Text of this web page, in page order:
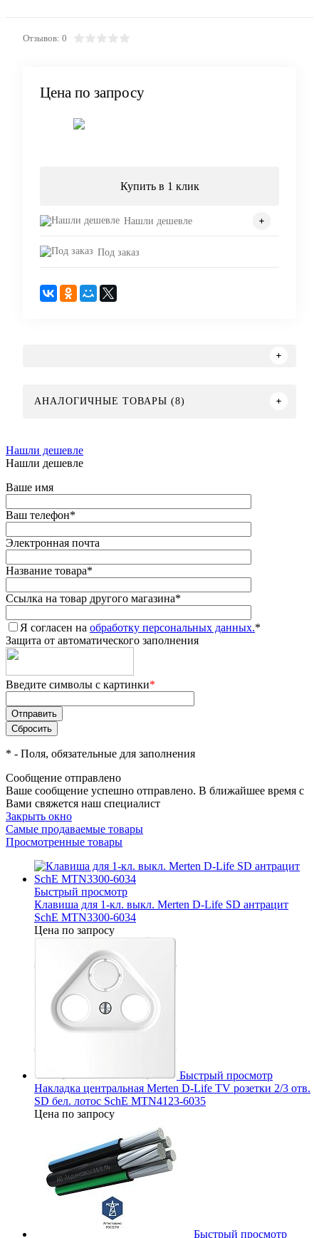
Отзывов: 0
Цена по запросу
Купить в 1 клик
Нашли дешевле
Под заказ
АНАЛОГИЧНЫЕ ТОВАРЫ (8)
Нашли дешевле
Нашли дешевле
Ваше имя
Ваш телефон*
Электронная почта
Название товара*
Ссылка на товар другого магазина*
Я согласен на обработку персональных данных.*
Защита от автоматического заполнения
Введите символы с картинки*
* - Поля, обязательные для заполнения
Сообщение отправлено
Ваше сообщение успешно отправлено. В ближайшее время с
Вами свяжется наш специалист
Закрыть окно
Самые продаваемые товары
Просмотренные товары
Быстрый просмотр
Клавиша для 1-кл. выкл. Merten D-Life SD антрацит
SchE MTN3300-6034
Цена по запросу
Быстрый просмотр
Накладка центральная Merten D-Life TV розетки 2/3 отв.
SD бел. лотос SchE MTN4123-6035
Цена по запросу
Быстрый просмотр